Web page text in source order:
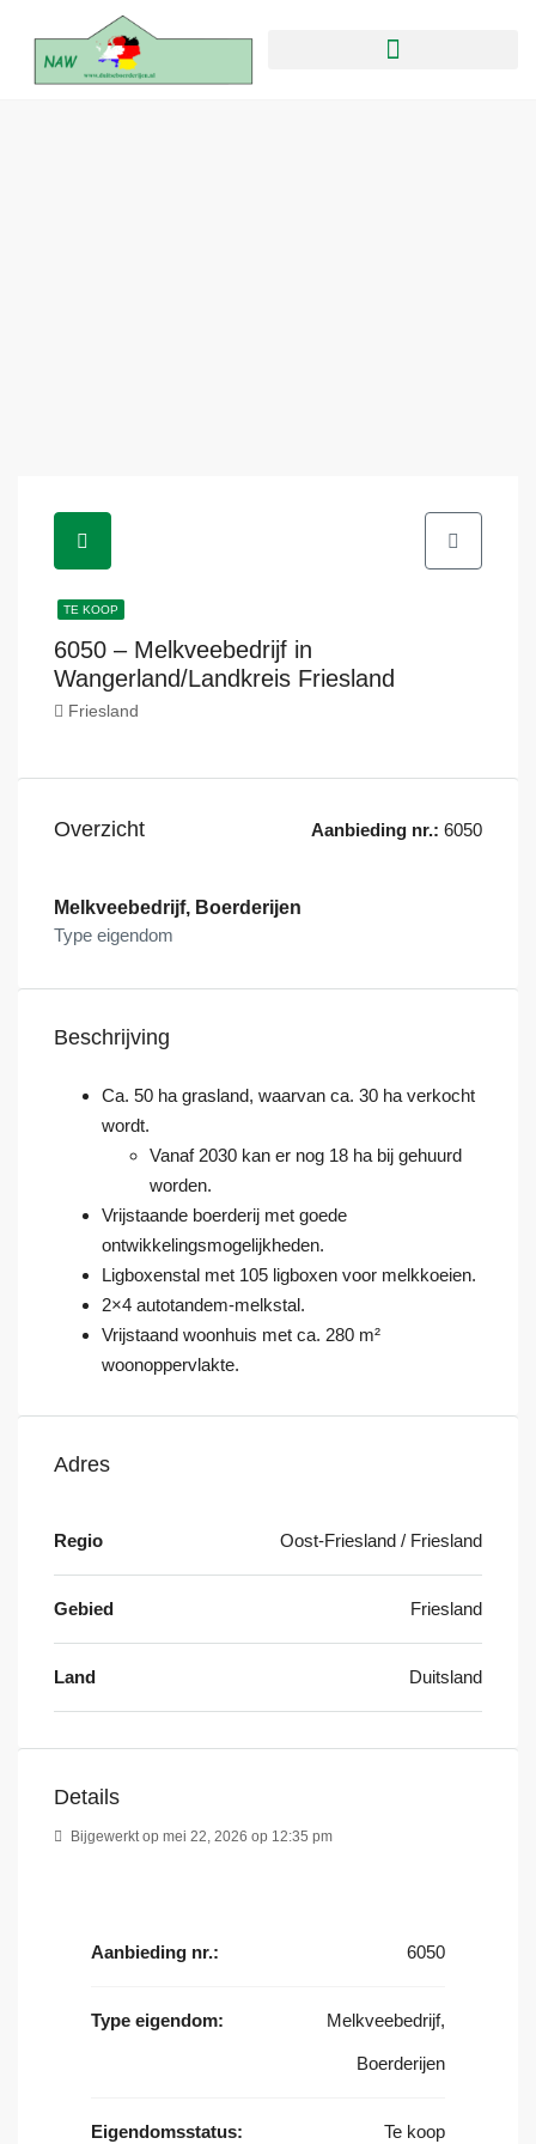
TE KOOP
6050 – Melkveebedrijf in
Wangerland/Landkreis Friesland
Friesland
Overzicht Aanbieding nr.: 6050
Melkveebedrijf, Boerderijen
Type eigendom
Beschrijving
Ca. 50 ha grasland, waarvan ca. 30 ha verkocht
wordt.
Vanaf 2030 kan er nog 18 ha bij gehuurd
worden.
Vrijstaande boerderij met goede
ontwikkelingsmogelijkheden.
Ligboxenstal met 105 ligboxen voor melkkoeien.
2×4 autotandem-melkstal.
Vrijstaand woonhuis met ca. 280 m²
woonoppervlakte.
Adres
Regio Oost-Friesland / Friesland
Gebied Friesland
Land Duitsland
Details
Bijgewerkt op mei 22, 2026 op 12:35 pm
Aanbieding nr.: 6050
Type eigendom: Melkveebedrijf,
Boerderijen
Eigendomsstatus: Te koop